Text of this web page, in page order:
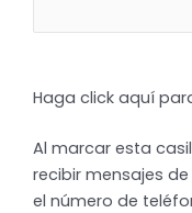
Haga click aquí
Al marcar esta
recibir mensajes
el número de